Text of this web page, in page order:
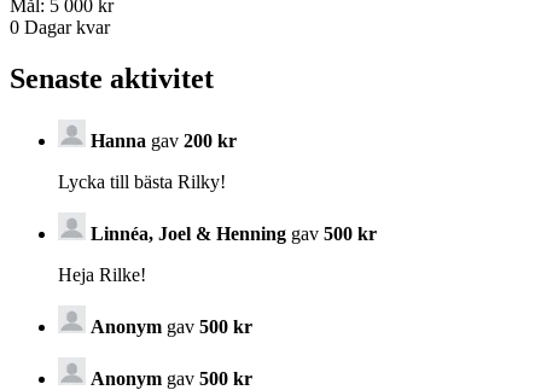
Mål: 5 000 kr
0 Dagar kvar
Senaste aktivitet
Hanna gav 200 kr
Lycka till bästa Rilky!
Linnéa, Joel & Henning gav 500 kr
Heja Rilke!
Anonym gav 500 kr
Anonym gav 500 kr